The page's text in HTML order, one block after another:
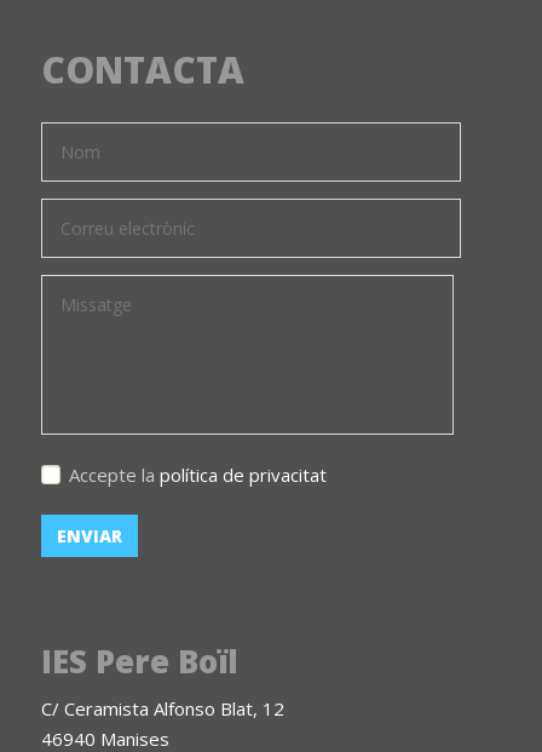
CONTACTA
Accepte la política de privacitat
IES Pere Boïl
C/ Ceramista Alfonso Blat, 12
46940 Manises